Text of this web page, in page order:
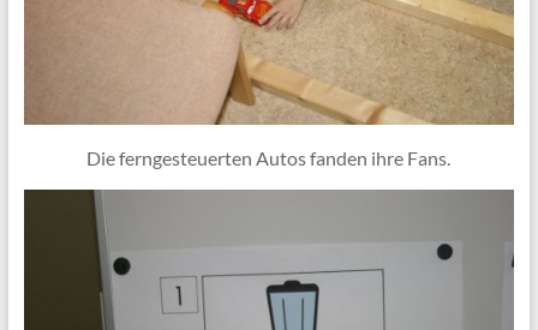
Die ferngesteuerten Autos fanden ihre Fans.